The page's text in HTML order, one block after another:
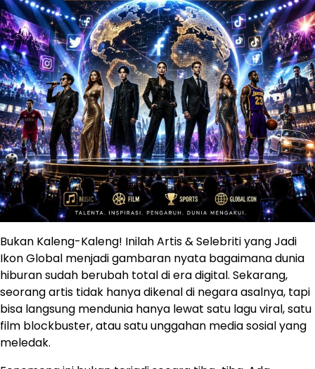
Bukan Kaleng-Kaleng! Inilah Artis & Selebriti yang Jadi
Ikon Global menjadi gambaran nyata bagaimana dunia
hiburan sudah berubah total di era digital. Sekarang,
seorang artis tidak hanya dikenal di negara asalnya, tapi
bisa langsung mendunia hanya lewat satu lagu viral, satu
film blockbuster, atau satu unggahan media sosial yang
meledak.